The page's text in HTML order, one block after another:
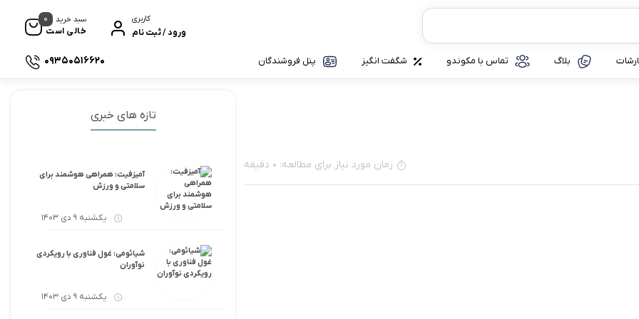
کاربری
ورود / ثبت نام
سبد خرید
خالی است
0
بلاگ تماس با مکوندو شگفت انگیز پنل فروشندگان 09350516620
زمان مورد نیاز برای مطالعه: 0 دقیقه
تازه های خبری
آمیزفیت: همراهی هوشمند برای
سلامتی و ورزش
یکشنبه 9 دی 1403
شیائومی: غول فناوری با رویکردی
نوآوران
یکشنبه 9 دی 1403